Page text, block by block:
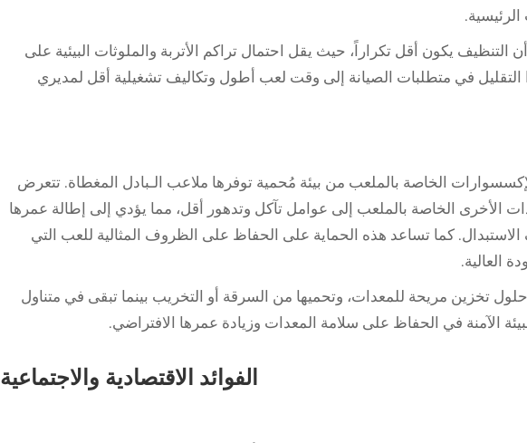
الرئيسية.
أن التنظيف يكون أقل تكراراً، حيث يقل احتمال تراكم الأتربة والملوثات البيئية على
في متطلبات الصيانة إلى وقت لعب أطول وتكاليف تشغيلية أقل لمديري
الخاصة بالملعب من بيئة مُحمية توفرها ملاعب الـبادل المغطاة. تتعرض
الأخرى الخاصة بالملعب إلى عوامل تآكل وتدهور أقل، مما يؤدي إلى إطالة عمرها
الاستبدال. كما تساعد هذه الحماية على الحفاظ على الظروف المثالية للعب التي
العالية.
حلول تخزين مريحة للمعدات، وتحميها من السرقة أو التخريب بينما تبقى في متناول
الآمنة في الحفاظ على سلامة المعدات وزيادة عمرها الافتراضي.
الفوائد الاقتصادية والاجتماعية